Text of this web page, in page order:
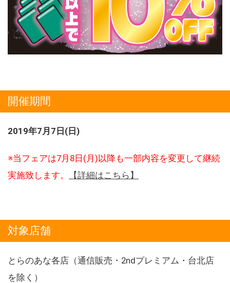
開催期間
2019年7月7日(日)
※当フェアは7月8日(月)以降も一部内容を変更して継続
実施致します。
【詳細はこちら】
対象店舗
とらのあな各店（通信販売・2ndプレミアム・台北店
を除く）